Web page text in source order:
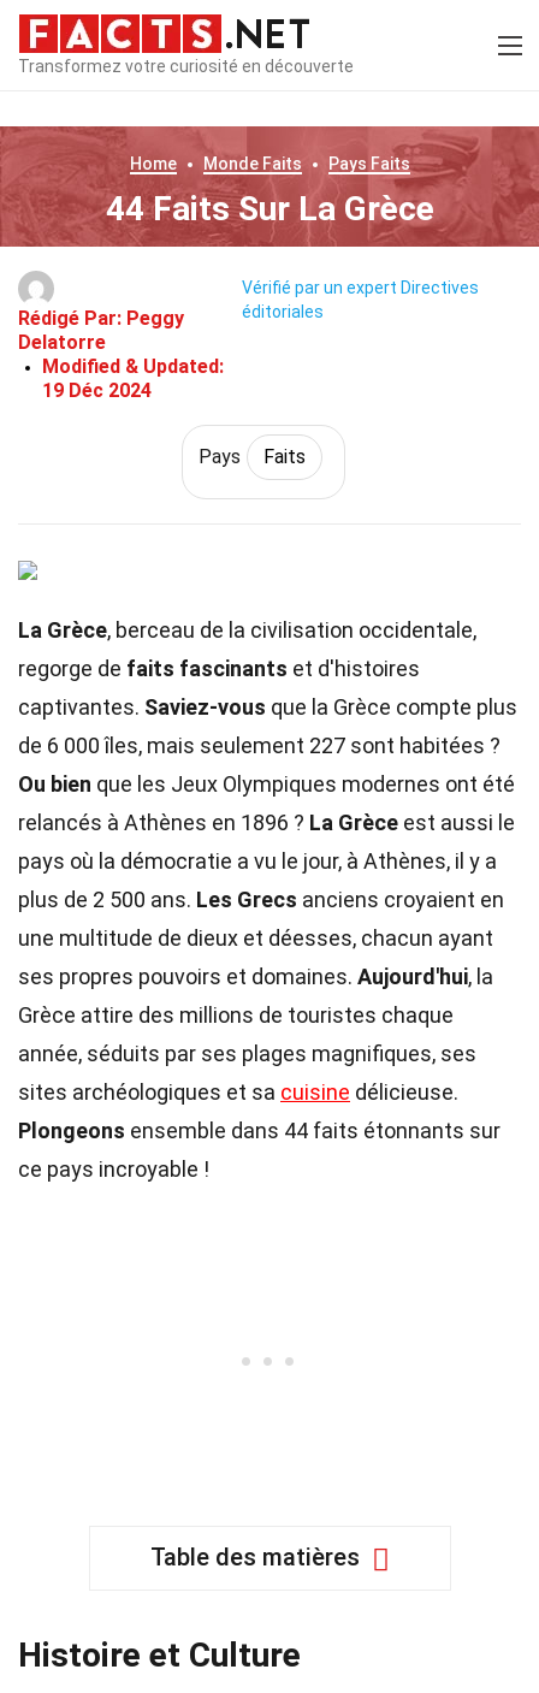
Transformez votre curiosité en découverte
Home MondeFaits Pays Faits
44 Faits Sur La Grèce
Rédigé Par: Peggy
Delatorre
Modified & Updated:
19 Déc 2024
Vérifié par un expert Directives
éditoriales
Pays Faits
La Grèce, berceau de la civilisation occidentale,
regorge de faits fascinants et d'histoires
captivantes. Saviez-vous que la Grèce compte plus
de 6 000 îles, mais seulement 227 sont habitées ?
Ou bien que les Jeux Olympiques modernes ont été
relancés à Athènes en 1896 ? La Grèce est aussi le
pays où la démocratie a vu le jour, à Athènes, il y a
plus de 2 500 ans. Les Grecs anciens croyaient en
une multitude de dieux et déesses, chacun ayant
ses propres pouvoirs et domaines. Aujourd'hui, la
Grèce attire des millions de touristes chaque
année, séduits par ses plages magnifiques, ses
sites archéologiques et sa cuisine délicieuse.
Plongeons ensemble dans 44 faits étonnants sur
ce pays incroyable !
Table des matières
Histoire et Culture